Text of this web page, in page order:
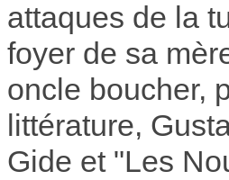
attaques de la
foyer de sa
oncle boucher,
littérature,
Gide et "Les